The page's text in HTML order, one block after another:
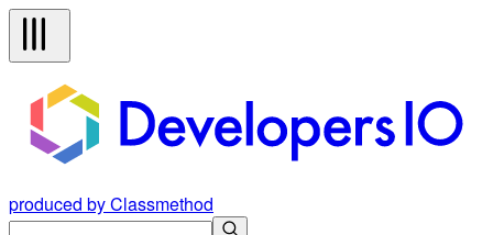
produced by Classmethod